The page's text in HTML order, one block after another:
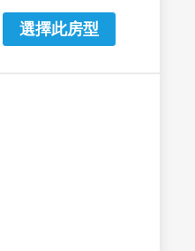
選擇此房型